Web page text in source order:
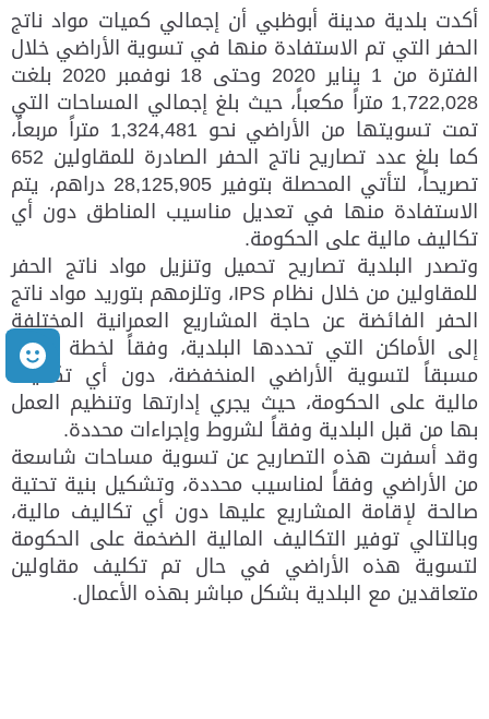
أكدت بلدية مدينة أبوظبي أن إجمالي كميات مواد ناتج
الحفر التي تم الاستفادة منها في تسوية الأراضي خلال
الفترة من 1 يناير 2020 وحتى 18 نوفمبر 2020 بلغت
1,722,028 متراً مكعباً، حيث بلغ إجمالي المساحات التي
تمت تسويتها من الأراضي نحو 1,324,481 متراً مربعاً،
كما بلغ عدد تصاريح ناتج الحفر الصادرة للمقاولين 652
تصريحاً، لتأتي المحصلة بتوفير 28,125,905 دراهم، يتم
الاستفادة منها في تعديل مناسيب المناطق دون أي
تكاليف مالية على الحكومة.
وتصدر البلدية تصاريح تحميل وتنزيل مواد ناتج الحفر
للمقاولين من خلال نظام IPS، وتلزمهم بتوريد مواد ناتج
الحفر الفائضة عن حاجة المشاريع العمرانية المختلفة
إلى الأماكن التي تحددها البلدية، وفقاً لخطة معدة
مسبقاً لتسوية الأراضي المنخفضة، دون أي تكاليف
مالية على الحكومة، حيث يجري إدارتها وتنظيم العمل
بها من قبل البلدية وفقاً لشروط وإجراءات محددة.
وقد أسفرت هذه التصاريح عن تسوية مساحات شاسعة
من الأراضي وفقاً لمناسيب محددة، وتشكيل بنية تحتية
صالحة لإقامة المشاريع عليها دون أي تكاليف مالية،
وبالتالي توفير التكاليف المالية الضخمة على الحكومة
لتسوية هذه الأراضي في حال تم تكليف مقاولين
متعاقدين مع البلدية بشكل مباشر بهذه الأعمال.